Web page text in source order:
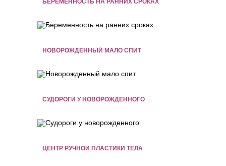
НОВОРОЖДЕННЫЙ МАЛО СПИТ
СУДОРОГИ У НОВОРОЖДЕННОГО
ЦЕНТР РУЧНОЙ ПЛАСТИКИ ТЕЛА